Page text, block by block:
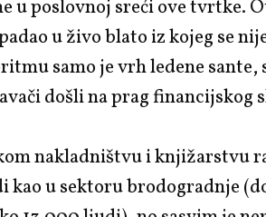
u poslovnoj sreći ove tvrtke.
u živo blato iz kojeg se
samo je vrh ledene sante,
došli na prag financijskog
nakladništvu i knjižarstvu
u sektoru brodogradnje